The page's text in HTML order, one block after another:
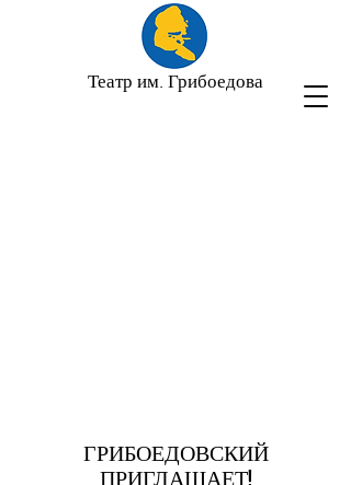
Театр им. Грибоедова
ГРИБОЕДОВСКИЙ
ПРИГЛАШАЕТ!